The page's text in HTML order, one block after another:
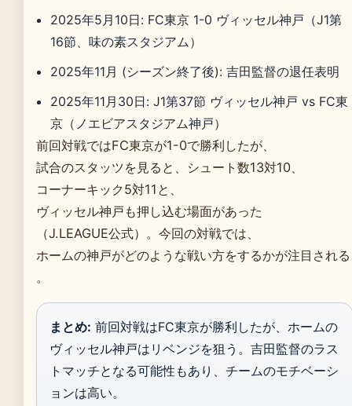
2025年5月10日: FC東京 1-0 ヴィッセル神戸（J1第
16節、味の素スタジアム）
2025年11月 (シーズン終了後): 吉田監督の退任表明
2025年11月30日: J1第37節 ヴィッセル神戸 vs FC東
京（ノエビアスタジアム神戸）
前回対戦ではFC東京が1-0で勝利したが、
試合のスタッツを見ると、シュート数13対10、
コーナーキック5対11と、
ヴィッセル神戸も押し込む場面があった
（J.LEAGUE公式）。今回の対戦では、
ホームの神戸がどのような戦い方をするかが注目される
。
まとめ: 前回対戦はFC東京が勝利したが、ホームの
ヴィッセル神戸はリベンジを狙う。吉田監督のラス
トマッチとなる可能性もあり、チームのモチベーシ
ョンは高い。